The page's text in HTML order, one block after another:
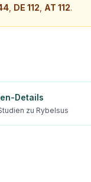
DE 112 AT 112.
Details
zu Rybelsus